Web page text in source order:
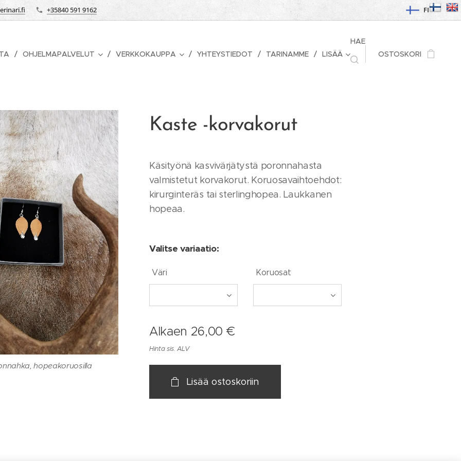
+35840 591 9162 FI
OHJELMAPALVELUT VERKKOKAUPPA YHTEYSTIEDOT TARINAMME LISÄÄ
HAE
OSTOSKORI
Kaste -korvakorut
hopeakoruosilla
kirurginteräs koruosilla
kirurginteräs koruosilla
kirurginteräs koruosilla
Käsityönä kasvivärjätystä poronnahasta
valmistetut korvakorut. Koruosavaihtoehdot:
kirurginteräs tai sterlinghopea. Laukkanen
hopeaa.
Valitse variaatio:
Väri Koruosat
Alkaen 26,00 €
Hinta sis. ALV
Lisää ostoskoriin